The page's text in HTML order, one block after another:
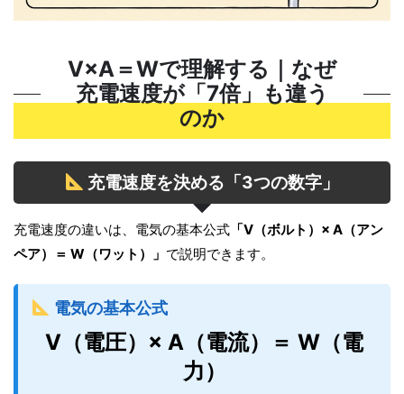
V×A＝Wで理解する｜なぜ
充電速度が「7倍」も違う
のか
充電速度を決める「3つの数字」
充電速度の違いは、電気の基本公式 「V（ボルト）× A（アン
ペア）＝ W（ワット）」 で説明できます。
電気の基本公式
V（電圧）× A（電流）＝ W（電
力）